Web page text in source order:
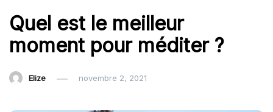
Quel est le meilleur
moment pour méditer ?
Elize novembre 2, 2021